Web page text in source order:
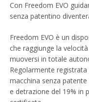
Con Freedom EVO
senza patentino
Freedom EVO è un
che raggiunge la
muoversi in totale
Regolarmente
macchina senza
e detrazione del 19% in